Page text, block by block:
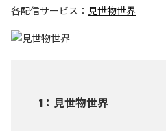
各配信サービス： 見世物世界
1 ： 見世物世界